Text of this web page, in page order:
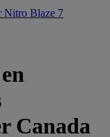
Nitro Blaze 7
Canada